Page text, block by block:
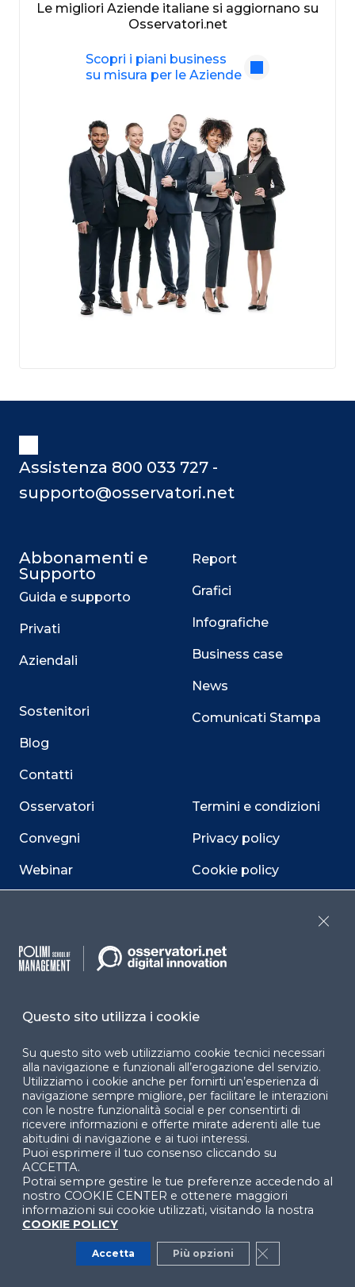
Le migliori Aziende italiane si aggiornano su
Osservatori.net
Scopri i piani business
su misura per le Aziende
Assistenza 800 033 727 -
supporto@osservatori.net
Abbonamenti e
Supporto
Guida e supporto
Privati
Aziendali
Sostenitori
Blog
Contatti
Osservatori
Convegni
Webinar
Report
Grafici
Infografiche
Business case
News
Comunicati Stampa
Termini e condizioni
Privacy policy
Cookie policy
accessibilità
Facebook LinkedIn
YouTube X
© 2024 Copyright © Politecnico di Milano Dipartimento
di Ingegneria Gestionale
Questo sito utilizza i cookie
Su questo sito web utilizziamo cookie tecnici necessari
alla navigazione e funzionali all’erogazione del servizio.
Utilizziamo i cookie anche per fornirti un’esperienza di
navigazione sempre migliore, per facilitare le interazioni
con le nostre funzionalità social e per consentirti di
ricevere informazioni e offerte mirate aderenti alle tue
abitudini di navigazione e ai tuoi interessi.
Puoi esprimere il tuo consenso cliccando su
ACCETTA.
Potrai sempre gestire le tue preferenze accedendo al
nostro COOKIE CENTER e ottenere maggiori
informazioni sui cookie utilizzati, visitando la nostra
COOKIE POLICY
Accetta Più opzioni Close GDPR